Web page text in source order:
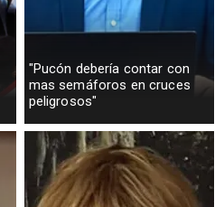
"Pucón debería contar con
mas semáforos en cruces
peligrosos"